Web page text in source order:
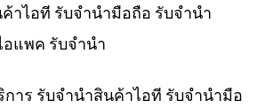
าไอที รับจำนำมือถือ รับจำนำ
แพค รับจำนำ
าร รับจำนำสินค้าไอที รับจำนำมือ